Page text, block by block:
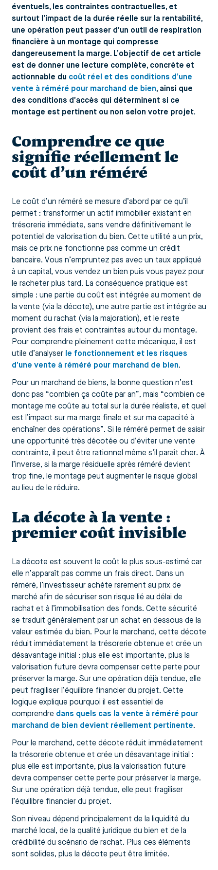
éventuels, les contraintes contractuelles, et
surtout l’impact de la durée réelle sur la rentabilité,
une opération peut passer d’un outil de respiration
financière à un montage qui compresse
dangereusement la marge. L’objectif de cet article
est de donner une lecture complète, concrète et
actionnable du coût réel et des conditions d’une
vente à réméré pour marchand de bien, ainsi que
des conditions d’accès qui déterminent si ce
montage est pertinent ou non selon votre projet.
Comprendre ce que
signifie réellement le
coût d’un réméré
Le coût d’un réméré se mesure d’abord par ce qu’il
permet : transformer un actif immobilier existant en
trésorerie immédiate, sans vendre définitivement le
potentiel de valorisation du bien. Cette utilité a un prix,
mais ce prix ne fonctionne pas comme un crédit
bancaire. Vous n’empruntez pas avec un taux appliqué
à un capital, vous vendez un bien puis vous payez pour
le racheter plus tard. La conséquence pratique est
simple : une partie du coût est intégrée au moment de
la vente (via la décote), une autre partie est intégrée au
moment du rachat (via la majoration), et le reste
provient des frais et contraintes autour du montage.
Pour comprendre pleinement cette mécanique, il est
utile d’analyser le fonctionnement et les risques
d’une vente à réméré pour marchand de bien.
Pour un marchand de biens, la bonne question n’est
donc pas “combien ça coûte par an”, mais “combien ce
montage me coûte au total sur la durée réaliste, et quel
est l’impact sur ma marge finale et sur ma capacité à
enchaîner des opérations”. Si le réméré permet de saisir
une opportunité très décotée ou d’éviter une vente
contrainte, il peut être rationnel même s’il paraît cher. À
l’inverse, si la marge résiduelle après réméré devient
trop fine, le montage peut augmenter le risque global
au lieu de le réduire.
La décote à la vente :
premier coût invisible
La décote est souvent le coût le plus sous-estimé car
elle n’apparaît pas comme un frais direct. Dans un
réméré, l’investisseur achète rarement au prix de
marché afin de sécuriser son risque lié au délai de
rachat et à l’immobilisation des fonds. Cette sécurité
se traduit généralement par un achat en dessous de la
valeur estimée du bien. Pour le marchand, cette décote
réduit immédiatement la trésorerie obtenue et crée un
désavantage initial : plus elle est importante, plus la
valorisation future devra compenser cette perte pour
préserver la marge. Sur une opération déjà tendue, elle
peut fragiliser l’équilibre financier du projet. Cette
logique explique pourquoi il est essentiel de
comprendre dans quels cas la vente à réméré pour
marchand de bien devient réellement pertinente.
Pour le marchand, cette décote réduit immédiatement
la trésorerie obtenue et crée un désavantage initial :
plus elle est importante, plus la valorisation future
devra compenser cette perte pour préserver la marge.
Sur une opération déjà tendue, elle peut fragiliser
l’équilibre financier du projet.
Son niveau dépend principalement de la liquidité du
marché local, de la qualité juridique du bien et de la
crédibilité du scénario de rachat. Plus ces éléments
sont solides, plus la décote peut être limitée.